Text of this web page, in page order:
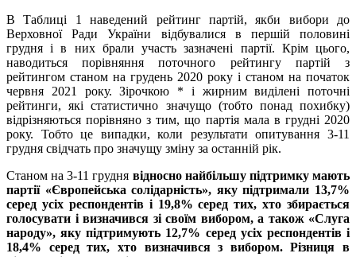
В Таблиці 1 наведений рейтинг партій, якби вибори до
Верховної Ради України відбувалися в першій половині
грудня і в них брали участь зазначені партії. Крім цього,
наводиться порівняння поточного рейтингу партій з
рейтингом станом на грудень 2020 року і станом на початок
червня 2021 року. Зірочкою * і жирним виділені поточні
рейтинги, які статистично значущо (тобто понад похибку)
відрізняються порівняно з тим, що партія мала в грудні 2020
року. Тобто це випадки, коли результати опитування 3-11
грудня свідчать про значущу зміну за останній рік.
Станом на 3-11 грудня відносно найбільшу підтримку мають
партії «Європейська солідарність», яку підтримали 13,7%
серед усіх респондентів і 19,8% серед тих, хто збирається
голосувати і визначився зі своїм вибором, а також «Слуга
народу», яку підтримують 12,7% серед усіх респондентів і
18,4% серед тих, хто визначився з вибором. Різниця в